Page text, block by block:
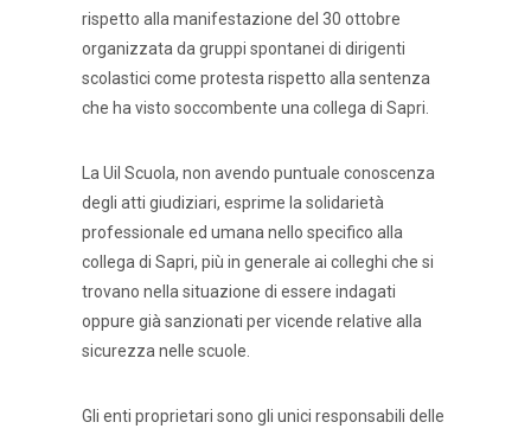
rispetto alla manifestazione del 30 ottobre
organizzata da gruppi spontanei di dirigenti
scolastici come protesta rispetto alla sentenza
che ha visto soccombente una collega di Sapri.
La Uil Scuola, non avendo puntuale conoscenza
degli atti giudiziari, esprime la solidarietà
professionale ed umana nello specifico alla
collega di Sapri, più in generale ai colleghi che si
trovano nella situazione di essere indagati
oppure già sanzionati per vicende relative alla
sicurezza nelle scuole.
Gli enti proprietari sono gli unici responsabili delle